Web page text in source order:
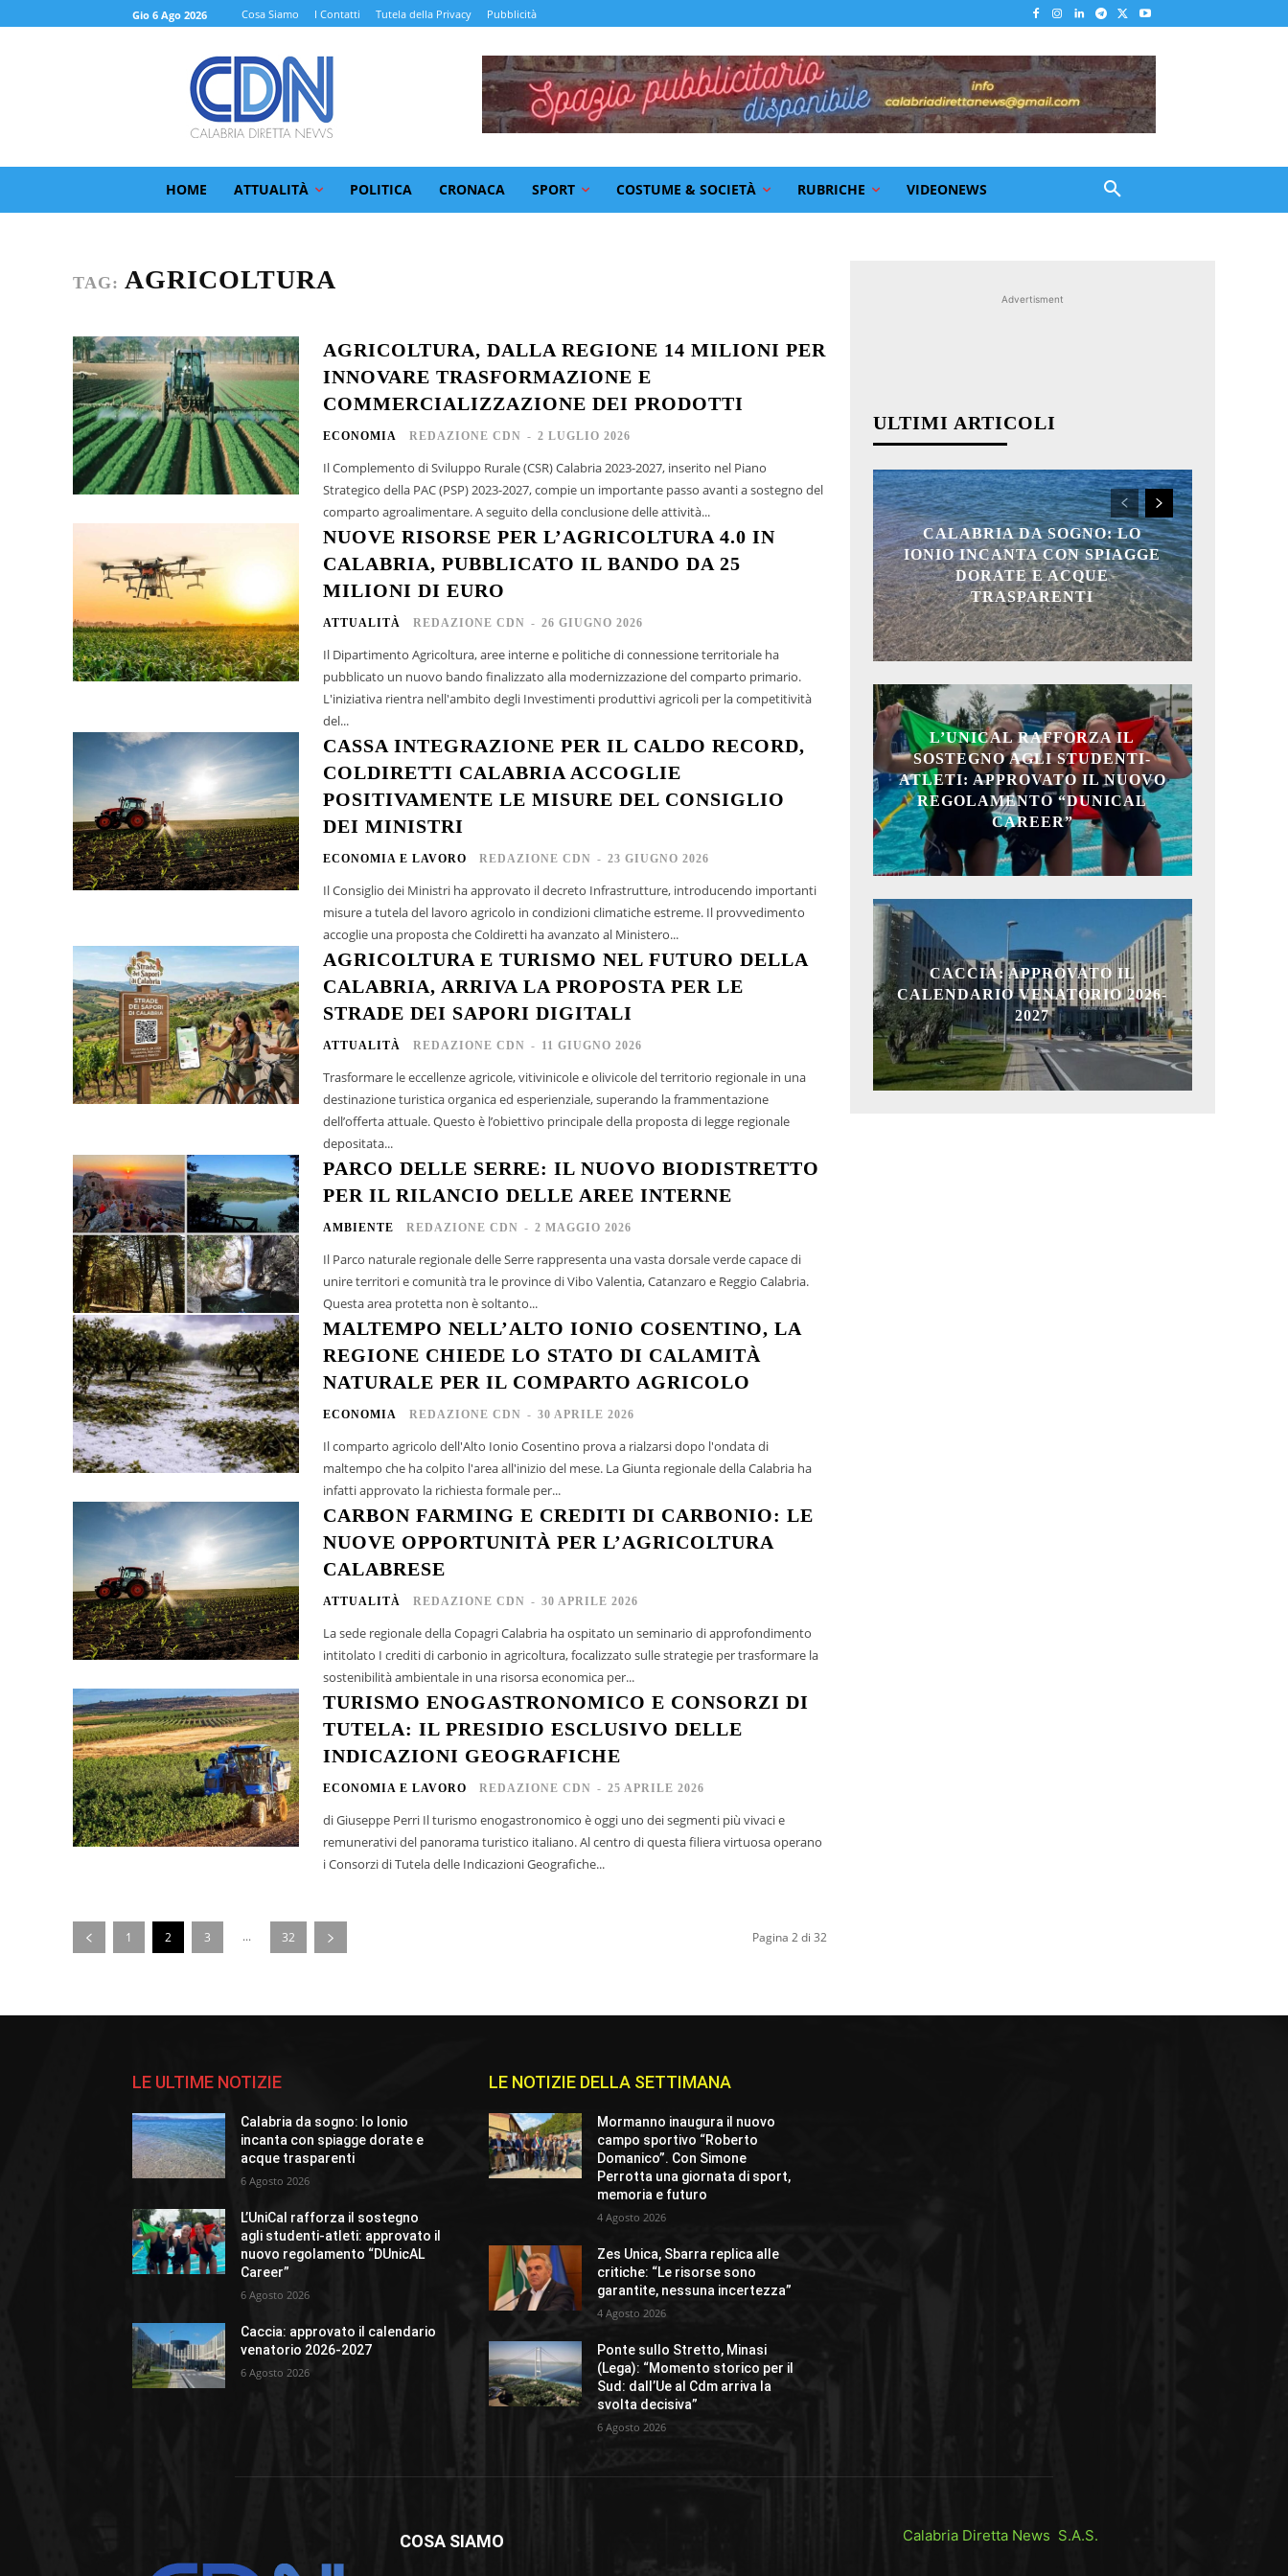
Gio 6 Ago 2026 Cosa Siamo I Contatti Tutela della Privacy Pubblicità
HOME ATTUALITÀ POLITICA CRONACA SPORT COSTUME & SOCIETÀ RUBRICHE VIDEONEWS
TAG: AGRICOLTURA
AGRICOLTURA, DALLA REGIONE 14 MILIONI PER
INNOVARE TRASFORMAZIONE E
COMMERCIALIZZAZIONE DEI PRODOTTI
ECONOMIA REDAZIONE CDN - 2 LUGLIO 2026
Il Complemento di Sviluppo Rurale (CSR) Calabria 2023-2027, inserito nel Piano
Strategico della PAC (PSP) 2023-2027, compie un importante passo avanti a sostegno del
comparto agroalimentare. A seguito della conclusione delle attività...
NUOVE RISORSE PER L’AGRICOLTURA 4.0 IN
CALABRIA, PUBBLICATO IL BANDO DA 25
MILIONI DI EURO
ATTUALITÀ REDAZIONE CDN - 26 GIUGNO 2026
Il Dipartimento Agricoltura, aree interne e politiche di connessione territoriale ha
pubblicato un nuovo bando finalizzato alla modernizzazione del comparto primario.
L'iniziativa rientra nell'ambito degli Investimenti produttivi agricoli per la competitività
del...
CASSA INTEGRAZIONE PER IL CALDO RECORD,
COLDIRETTI CALABRIA ACCOGLIE
POSITIVAMENTE LE MISURE DEL CONSIGLIO
DEI MINISTRI
ECONOMIA E LAVORO REDAZIONE CDN - 23 GIUGNO 2026
Il Consiglio dei Ministri ha approvato il decreto Infrastrutture, introducendo importanti
misure a tutela del lavoro agricolo in condizioni climatiche estreme. Il provvedimento
accoglie una proposta che Coldiretti ha avanzato al Ministero...
AGRICOLTURA E TURISMO NEL FUTURO DELLA
CALABRIA, ARRIVA LA PROPOSTA PER LE
STRADE DEI SAPORI DIGITALI
ATTUALITÀ REDAZIONE CDN - 11 GIUGNO 2026
Trasformare le eccellenze agricole, vitivinicole e olivicole del territorio regionale in una
destinazione turistica organica ed esperienziale, superando la frammentazione
dell’offerta attuale. Questo è l’obiettivo principale della proposta di legge regionale
depositata...
PARCO DELLE SERRE: IL NUOVO BIODISTRETTO
PER IL RILANCIO DELLE AREE INTERNE
AMBIENTE REDAZIONE CDN - 2 MAGGIO 2026
Il Parco naturale regionale delle Serre rappresenta una vasta dorsale verde capace di
unire territori e comunità tra le province di Vibo Valentia, Catanzaro e Reggio Calabria.
Questa area protetta non è soltanto...
MALTEMPO NELL’ALTO IONIO COSENTINO, LA
REGIONE CHIEDE LO STATO DI CALAMITÀ
NATURALE PER IL COMPARTO AGRICOLO
ECONOMIA REDAZIONE CDN - 30 APRILE 2026
Il comparto agricolo dell'Alto Ionio Cosentino prova a rialzarsi dopo l'ondata di
maltempo che ha colpito l'area all'inizio del mese. La Giunta regionale della Calabria ha
infatti approvato la richiesta formale per...
CARBON FARMING E CREDITI DI CARBONIO: LE
NUOVE OPPORTUNITÀ PER L’AGRICOLTURA
CALABRESE
ATTUALITÀ REDAZIONE CDN - 30 APRILE 2026
La sede regionale della Copagri Calabria ha ospitato un seminario di approfondimento
intitolato I crediti di carbonio in agricoltura, focalizzato sulle strategie per trasformare la
sostenibilità ambientale in una risorsa economica per...
TURISMO ENOGASTRONOMICO E CONSORZI DI
TUTELA: IL PRESIDIO ESCLUSIVO DELLE
INDICAZIONI GEOGRAFICHE
ECONOMIA E LAVORO REDAZIONE CDN - 25 APRILE 2026
di Giuseppe Perri Il turismo enogastronomico è oggi uno dei segmenti più vivaci e
remunerativi del panorama turistico italiano. Al centro di questa filiera virtuosa operano
i Consorzi di Tutela delle Indicazioni Geografiche...
1 2 3 ... 32 Pagina 2 di 32
Advertisment
ULTIMI ARTICOLI
CALABRIA DA SOGNO: LO
IONIO INCANTA CON SPIAGGE
DORATE E ACQUE
TRASPARENTI
L’UNICAL RAFFORZA IL
SOSTEGNO AGLI STUDENTI-
ATLETI: APPROVATO IL NUOVO
REGOLAMENTO “DUNICAL
CAREER”
CACCIA: APPROVATO IL
CALENDARIO VENATORIO 2026-
2027
LE ULTIME NOTIZIE
Calabria da sogno: lo Ionio
incanta con spiagge dorate e
acque trasparenti
6 Agosto 2026
L’UniCal rafforza il sostegno
agli studenti-atleti: approvato il
nuovo regolamento “DUnicAL
Career”
6 Agosto 2026
Caccia: approvato il calendario
venatorio 2026-2027
6 Agosto 2026
LE NOTIZIE DELLA SETTIMANA
Mormanno inaugura il nuovo
campo sportivo “Roberto
Domanico”. Con Simone
Perrotta una giornata di sport,
memoria e futuro
4 Agosto 2026
Zes Unica, Sbarra replica alle
critiche: “Le risorse sono
garantite, nessuna incertezza”
4 Agosto 2026
Ponte sullo Stretto, Minasi
(Lega): “Momento storico per il
Sud: dall’Ue al Cdm arriva la
svolta decisiva”
6 Agosto 2026
COSA SIAMO Calabria Diretta News S.A.S.